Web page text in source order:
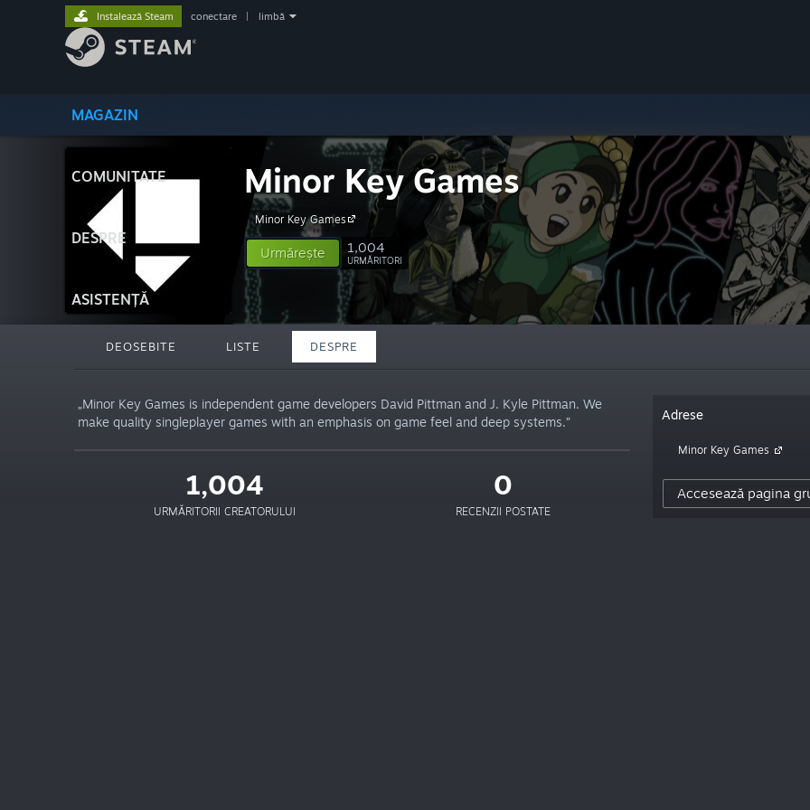
MAGAZIN
COMUNITATE
DESPRE
ASISTENȚĂ
Instalează Steam conectare limbă
Minor Key Games
Minor Key Games
Urmărește 1,004
URMĂRITORI
DEOSEBITE LISTE DESPRE
„Minor Key Games is independent game developers David Pittman and J. Kyle Pittman. We
make quality singleplayer games with an emphasis on game feel and deep systems.”
1,004
URMĂRITORII CREATORULUI
0
RECENZII POSTATE
Adrese
Minor Key Games
Accesează pagina